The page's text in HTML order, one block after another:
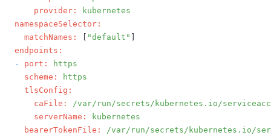
provider:
kubernetes
namespaceSelector:
matchNames:
[ "default" ]
endpoints:
-
port:
https
scheme:
https
tlsConfig:
caFile:
/var/run/secrets/kubernetes.io/
serverName:
kubernetes
bearerTokenFile:
/var/run/secrets/kubernetes.io/